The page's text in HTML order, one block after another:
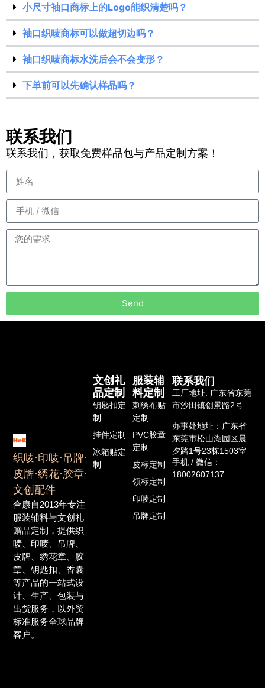
小尺寸袖口商标上的Logo能织清楚吗？
袖口织唛商标可以做超切边吗？
袖口织唛商标水洗后会不会变形？
下单前可以先确认样品吗？
联系我们
联系我们，获取免费样品包与产品定制方案！
Send
织唛·印唛·吊牌·
皮牌·绣花·胶章·
文创配件
合康自2013年专注
服装辅料与文创礼
赠品定制，提供织
唛、印唛、吊牌、
皮牌、绣花章、胶
章、钥匙扣、香囊
等产品的一站式设
计、生产、包装与
出货服务，以外贸
标准服务全球品牌
客户。
服装辅
料定制
刺绣布贴
定制
PVC胶章
定制
皮标定制
领标定制
印唛定制
吊牌定制
文创礼
品定制
钥匙扣定
制
挂件定制
冰箱贴定
制
联系我们
工厂地址: 广东省东莞
市沙田镇创景路2号
办事处地址：广东省
东莞市松山湖园区晨
夕路1号23栋1503室
手机 / 微信：
18002607137